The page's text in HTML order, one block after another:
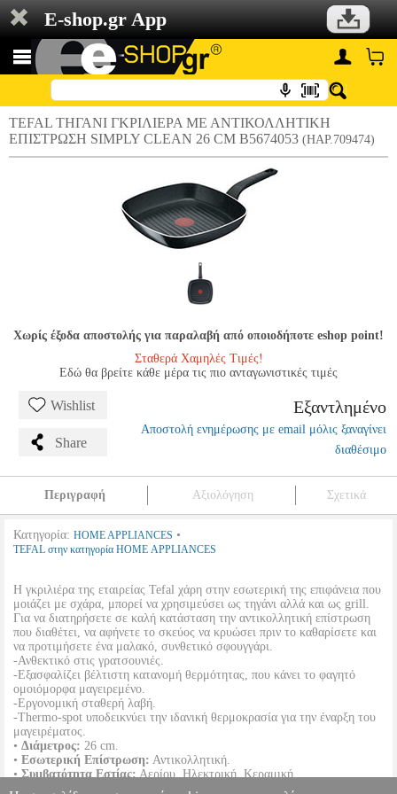
E-shop.gr App
TEFAL ΤΗΓΑΝΙ ΓΚΡΙΛΙΕΡΑ ΜΕ ΑΝΤΙΚΟΛΛΗΤΙΚΗ
ΕΠΙΣΤΡΩΣΗ SIMPLY CLEAN 26 CM B5674053 (HAP.709474)
Χωρίς έξοδα αποστολής για παραλαβή από οποιοδήποτε eshop point!
Σταθερά Χαμηλές Τιμές!
Εδώ θα βρείτε κάθε μέρα τις πιο ανταγωνιστικές τιμές
Wishlist
Share
Εξαντλημένο
Αποστολή ενημέρωσης με email μόλις ξαναγίνει
διαθέσιμο
Περιγραφή Αξιολόγηση Σχετικά
Κατηγορία: HOME APPLIANCES •
TEFAL στην κατηγορία HOME APPLIANCES
Η γκριλιέρα της εταιρείας Tefal χάρη στην εσωτερική της επιφάνεια που
μοιάζει με σχάρα, μπορεί να χρησιμεύσει ως τηγάνι αλλά και ως grill.
Για να διατηρήσετε σε καλή κατάσταση την αντικολλητική επίστρωση
που διαθέτει, να αφήνετε το σκεύος να κρυώσει πριν το καθαρίσετε και
να προτιμήσετε ένα μαλακό, συνθετικό σφουγγάρι.
-Ανθεκτικό στις γρατσουνιές.
-Εξασφαλίζει βέλτιστη κατανομή θερμότητας, που κάνει το φαγητό
ομοιόμορφα μαγειρεμένο.
-Εργονομική σταθερή λαβή.
-Thermo-spot υποδεικνύει την ιδανική θερμοκρασία για την έναρξη του
μαγειρέματος.
• Διάμετρος: 26 cm.
• Εσωτερική Επίστρωση: Αντικολλητική.
•Συμβατότητα Εστίας:Αερίου, Ηλεκτρική, Κεραμική.
•
Χρώμα: Μαύρο.